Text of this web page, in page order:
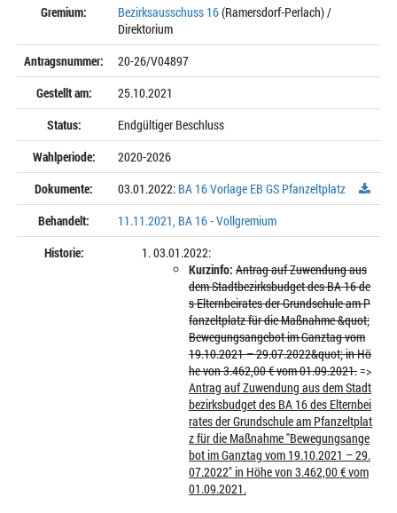
Gremium:
Bezirksausschuss 16(Ramersdorf-Perlach) /
Direktorium
Antragsnummer:
20-26/V04897
Gestellt am:
25.10.2021
Status:
Endgültiger Beschluss
Wahlperiode:
2020-2026
Dokumente:
03.01.2022: BA 16 Vorlage EB GS Pfanzeltplatz
Behandelt:
11.11.2021, BA 16 - Vollgremium
Historie:
03.01.2022:
Kurzinfo: Antrag auf Zuwendung aus
dem Stadtbezirksbudget des BA 16 de
s Elternbeirates der Grundschule am P
fanzeltplatz für die Maßnahme &quot;
Bewegungsangebot im Ganztag vom
19.10.2021 – 29.07.2022&quot; in Hö
he von 3.462,00 € vom 01.09.2021.=>
Antrag auf Zuwendung aus dem Stadt
bezirksbudget des BA 16 des Elternbei
rates der Grundschule am Pfanzeltplat
z für die Maßnahme "Bewegungsange
bot im Ganztag vom 19.10.2021 – 29.
07.2022" in Höhe von 3.462,00 € vom
01.09.2021.